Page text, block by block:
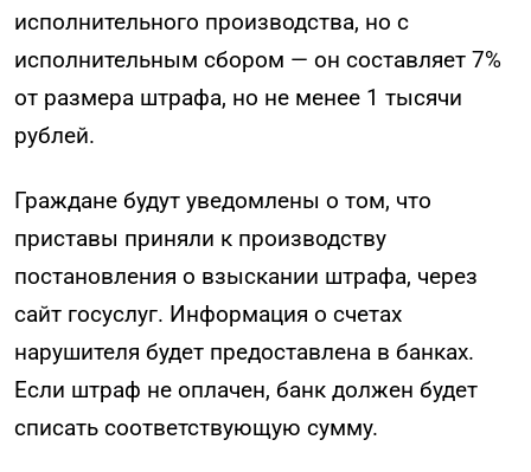
исполнительного производства, но с
исполнительным сбором — он составляет 7%
от размера штрафа, но не менее 1 тысячи
рублей.
Граждане будут уведомлены о том, что
приставы приняли к производству
постановления о взыскании штрафа, через
сайт госуслуг. Информация о счетах
нарушителя будет предоставлена в банках.
Если штраф не оплачен, банк должен будет
списать соответствующую сумму.